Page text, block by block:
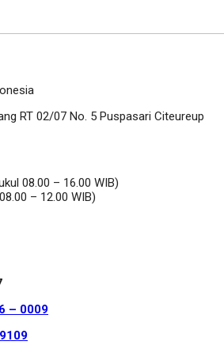
RT 02/07 No. 5 Puspasari Citeureup
08.00 – 16.00 WIB)
– 12.00 WIB)
– 0009